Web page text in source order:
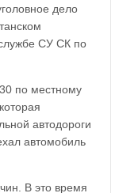
дело
СУ СК по
по местному
автодороги
автомобиль
В это время